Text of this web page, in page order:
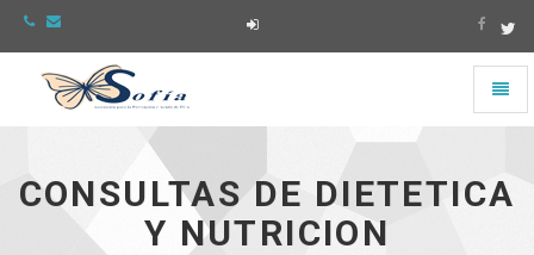
Ir
CONSULTAS DE DIETETICA
Y NUTRICION